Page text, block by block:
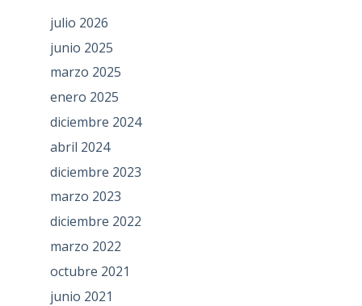
julio 2026
junio 2025
marzo 2025
enero 2025
diciembre 2024
abril 2024
diciembre 2023
marzo 2023
diciembre 2022
marzo 2022
octubre 2021
junio 2021